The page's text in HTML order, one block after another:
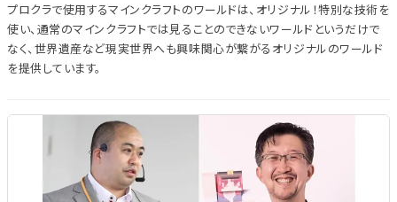
プロクラで使用するマインクラフトのワールドは、オリジナル！特別な技術を
使い、通常のマインクラフトでは見ることのできないワールドというだけで
なく、世界遺産など現実世界へも興味関心が繋がるオリジナルのワールド
を提供しています。